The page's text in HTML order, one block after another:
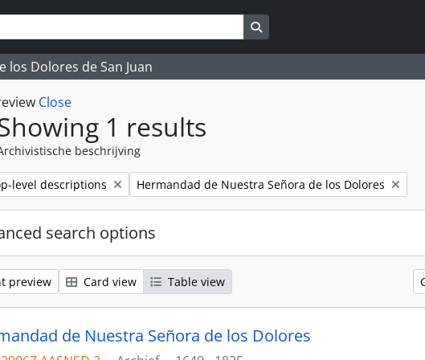
Search in browse page
Dolores de San Juan
Close
1 results
beschrijving
filter:
level descriptions Remove filter:
Hermandad de Nuestra Señora de los Dolores
search options
preview Card view Table view
de Nuestra Señora de los Dolores